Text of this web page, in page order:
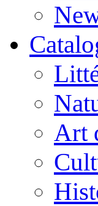
Art